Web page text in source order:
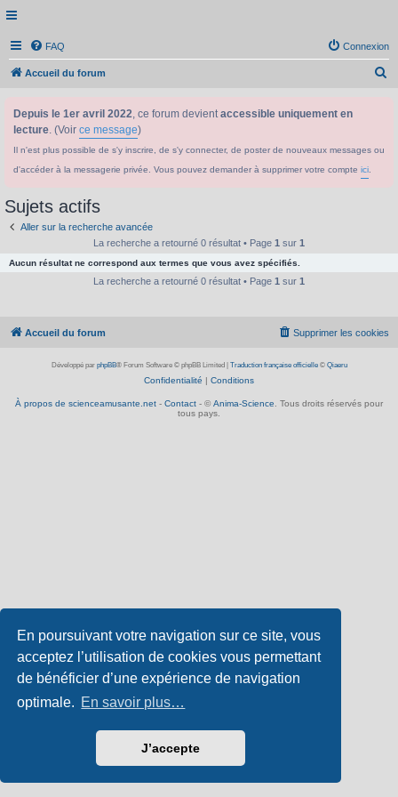
En poursuivant votre navigation sur ce site, vous
acceptez l’utilisation de cookies vous permettant
de bénéficier d’une expérience de navigation
optimale. En savoir plus…
J’accepte
FAQ Connexion
Accueil du forum
Depuis le 1er avril 2022, ce forum devientaccessible uniquement en
lecture. (Voir ce message)
Il n'est plus possible de s'y inscrire, de s'y connecter, de poster de nouveaux messages ou
d'accéder à la messagerie privée. Vous pouvez demander à supprimer votre compte ici
Sujets actifs
Aller sur la recherche avancée
La recherche a retourné 0 résultat • Page 1 sur 1
Aucun résultat ne correspond aux termes que vous avez spécifiés.
La recherche a retourné 0 résultat • Page 1 sur 1
Accueil du forum Supprimer les cookies
Développé par phpBB® Forum Software © phpBB Limited Traduction française officielle© Qiaeru
Confidentialité | Conditions
À propos de scienceamusante.net - Contact - © Anima-Science. Tous droits réservés pour
tous pays.